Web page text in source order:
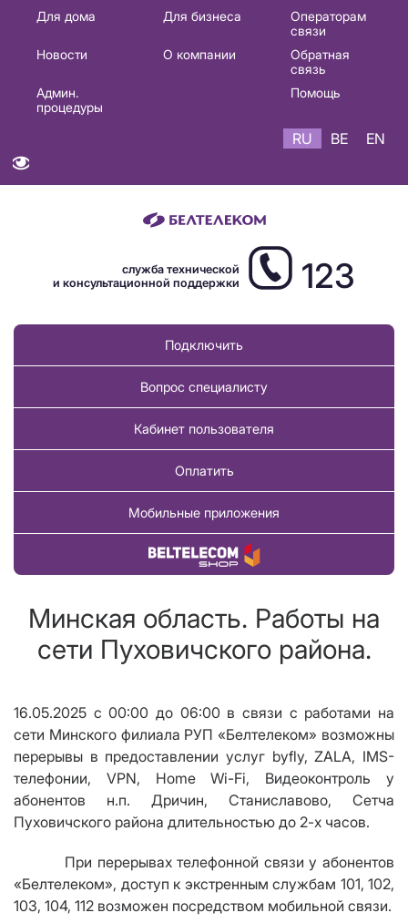
Основная
навигация
Для дома Для бизнеса
Операторам
связи
Новости
О компании
Обратная
связь
Админ.
процедуры
Помощь
RU BE EN
служба технической
и консультационной поддержки
123
Подключить
Вопрос специалисту
Кабинет пользователя
Оплатить
Мобильные приложения
Купить товар
Минская область. Работы на
сети Пуховичского района.
16.05.2025 с 00:00 до 06:00 в связи с работами на
сети Минского филиала РУП «Белтелеком» возможны
перерывы в предоставлении услуг byfly, ZALA, IMS-
телефонии, VPN, Home Wi-Fi, Видеоконтроль у
абонентов н.п. Дричин, Станиславово, Сетча
Пуховичского района длительностью до 2-х часов.
При перерывах телефонной связи у абонентов
«Белтелеком», доступ к экстренным службам 101, 102,
103, 104, 112 возможен посредством мобильной связи.